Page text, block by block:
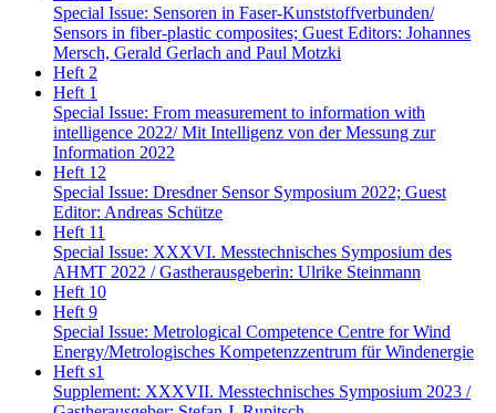
Special Issue: Sensoren in Faser-Kunststoffverbunden/
Sensors in fiber-plastic composites; Guest Editors: Johannes
Mersch, Gerald Gerlach and Paul Motzki
Heft 2
Heft 1
Special Issue: From measurement to information with
intelligence 2022/ Mit Intelligenz von der Messung zur
Information 2022
Heft 12
Special Issue: Dresdner Sensor Symposium 2022; Guest
Editor: Andreas Schütze
Heft 11
Special Issue: XXXVI. Messtechnisches Symposium des
AHMT 2022 / Gastherausgeberin: Ulrike Steinmann
Heft 10
Heft 9
Special Issue: Metrological Competence Centre for Wind
Energy/Metrologisches Kompetenzzentrum für Windenergie
Heft s1
Supplement: XXXVII. Messtechnisches Symposium 2023 /